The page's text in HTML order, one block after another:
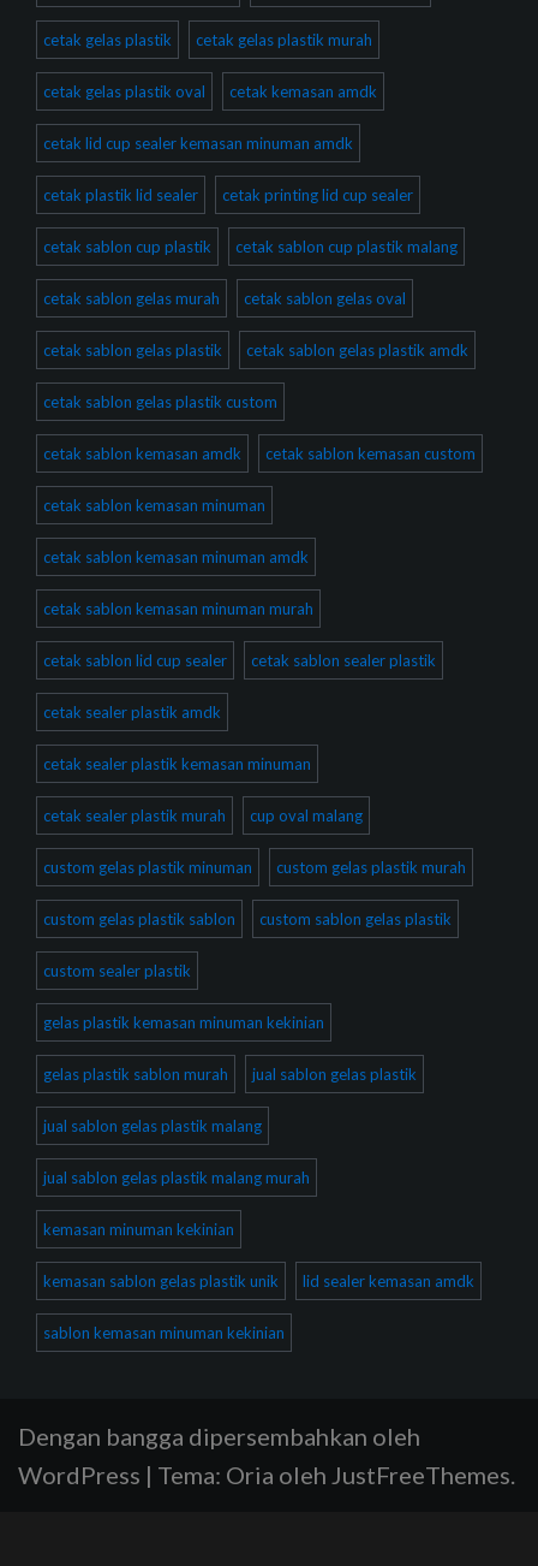
cetak gelas plastik cetak gelas plastik murah
cetak gelas plastik oval cetak kemasan amdk
cetak lid cup sealer kemasan minuman amdk
cetak plastik lid sealer cetak printing lid cup sealer
cetak sablon cup plastik cetak sablon cup plastik malang
cetak sablon gelas murah cetak sablon gelas oval
cetak sablon gelas plastik cetak sablon gelas plastik amdk
cetak sablon gelas plastik custom
cetak sablon kemasan amdk cetak sablon kemasan custom
cetak sablon kemasan minuman
cetak sablon kemasan minuman amdk
cetak sablon kemasan minuman murah
cetak sablon lid cup sealer cetak sablon sealer plastik
cetak sealer plastik amdk
cetak sealer plastik kemasan minuman
cetak sealer plastik murah cup oval malang
custom gelas plastik minuman custom gelas plastik murah
custom gelas plastik sablon custom sablon gelas plastik
custom sealer plastik
gelas plastik kemasan minuman kekinian
gelas plastik sablon murah jual sablon gelas plastik
jual sablon gelas plastik malang
jual sablon gelas plastik malang murah
kemasan minuman kekinian
kemasan sablon gelas plastik unik lid sealer kemasan amdk
sablon kemasan minuman kekinian
Dengan bangga dipersembahkan oleh
WordPress | Tema: Oria oleh JustFreeThemes.